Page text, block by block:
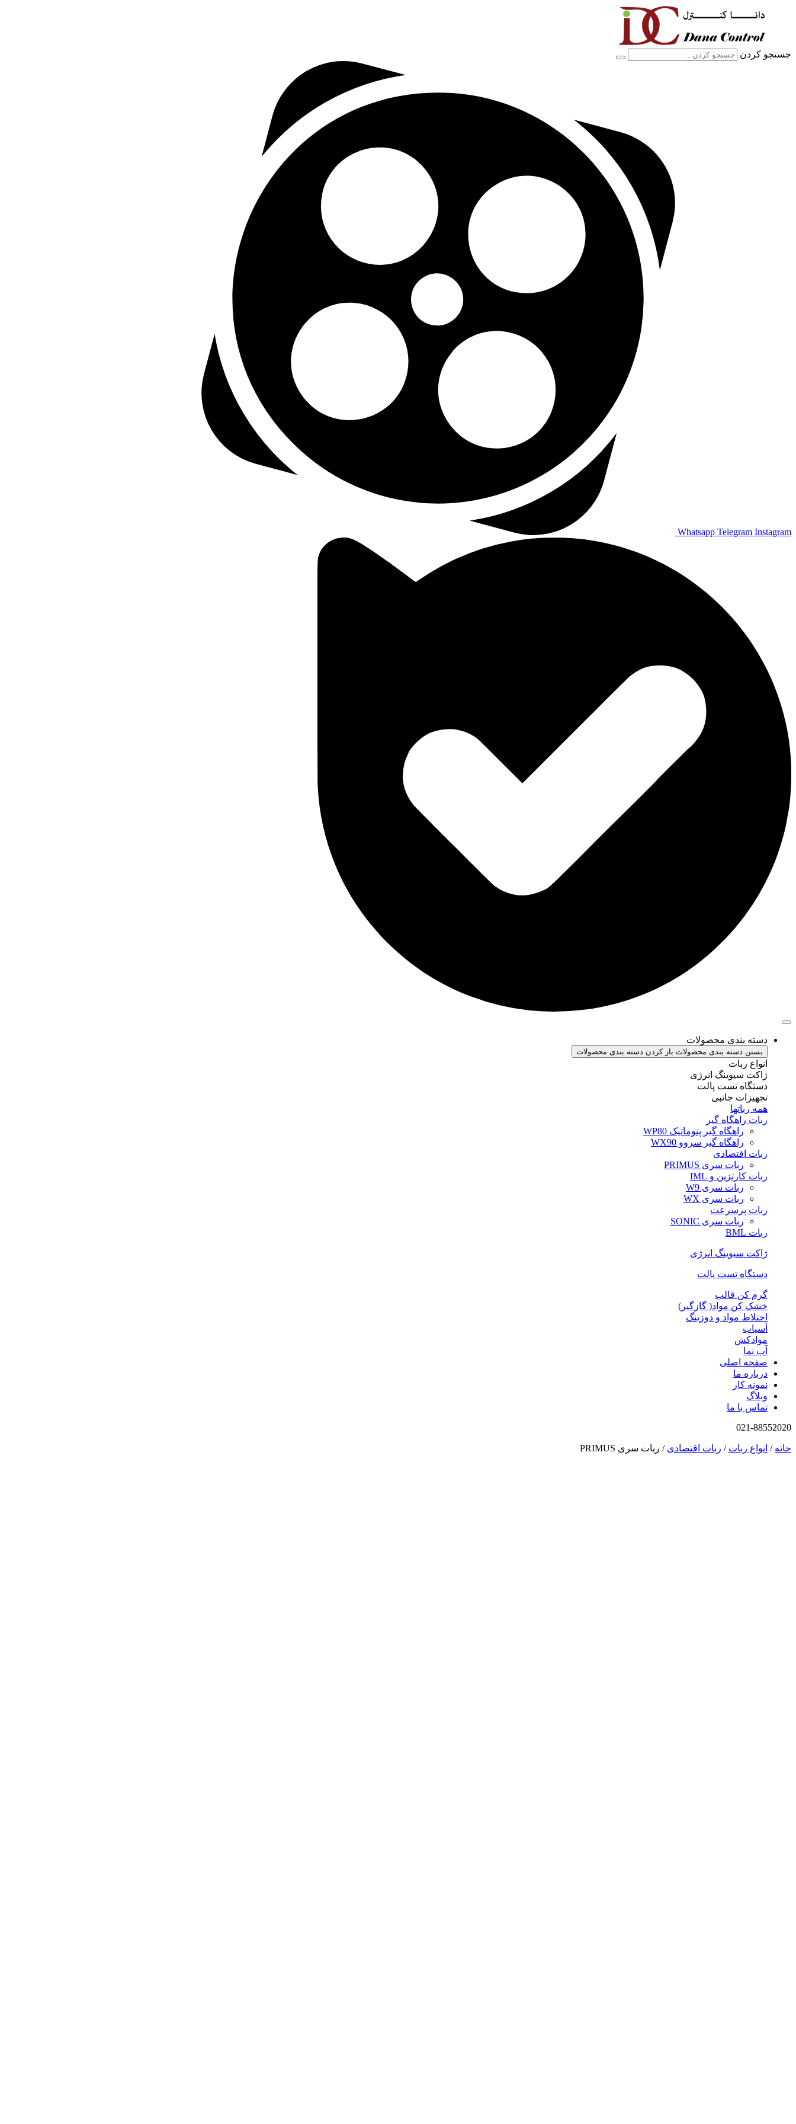
جستجو کردن
Whatsapp Telegram Instagram
دسته بندی محصولات
بستن دسته بندی محصولات باز کردن دسته بندی محصولات
انواع ربات
ژاکت سیوینگ انرژی
دستگاه تست پالت
تجهیزات جانبی
همه رباتها
ربات راهگاه گیر
راهگاه گیر پنوماتیک WP80
راهگاه گیر سروو WX90
ربات اقتصادی
ربات سری PRIMUS
ربات کارتزین و IML
ربات سری W9
ربات سری WX
ربات پرسرعت
ربات سری SONIC
ربات BML
ژاکت سیوینگ انرژی
دستگاه تست پالت
گرم کن قالب
خشک کن مواد( گازگیر)
اختلاط مواد و دوزینگ
آسیاب
موادکش
آب نما
صفحه اصلی
درباره ما
نمونه کار
وبلاگ
تماس با ما
021-88552020
خانه / انواع ربات / ربات اقتصادی / ربات سری PRIMUS